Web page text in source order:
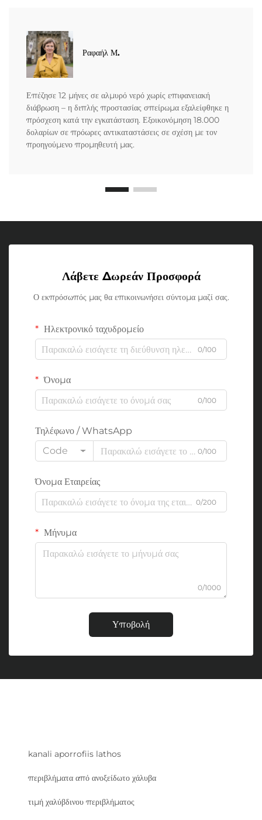
Ραφαήλ Μ.
Επέζησε 12 μήνες σε αλμυρό νερό χωρίς επιφανειακή
διάβρωση – η διπλής προστασίας σπείρωμα εξαλείφθηκε η
πρόσχεση κατά την εγκατάσταση. Εξοικονόμηση 18.000
δολαρίων σε πρόωρες αντικαταστάσεις σε σχέση με τον
προηγούμενο προμηθευτή μας.
Λάβετε Δωρεάν Προσφορά
Ο εκπρόσωπός μας θα επικοινωνήσει σύντομα μαζί σας.
Ηλεκτρονικό ταχυδρομείο
0/100
Όνομα
0/100
Τηλέφωνο / WhatsApp
Code
0/100
Όνομα Εταιρείας
0/200
Μήνυμα
0/1000
Υποβολή
kanali aporrofiis lathos
περιβλήματα από ανοξείδωτο χάλυβα
τιμή χαλύβδινου περιβλήματος